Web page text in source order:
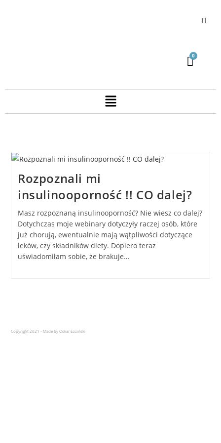
Rozpoznali mi
insulinooporność !! CO dalej?
Masz rozpoznaną insulinooporność? Nie wiesz co dalej?
Dotychczas moje webinary dotyczyły raczej osób, które
już chorują, ewentualnie mają wątpliwości dotyczące
leków, czy składników diety. Dopiero teraz
uświadomiłam sobie, że brakuje…
Copyright 2021 - Made by Oskar Łoziński